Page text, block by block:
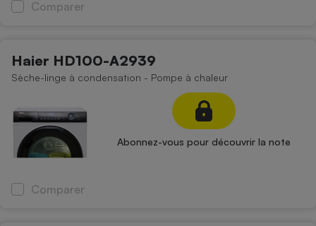
Comparer
Haier HD100-A2939
Sèche-linge à condensation - Pompe à chaleur
Abonnez-vous pour découvrir la note
Comparer